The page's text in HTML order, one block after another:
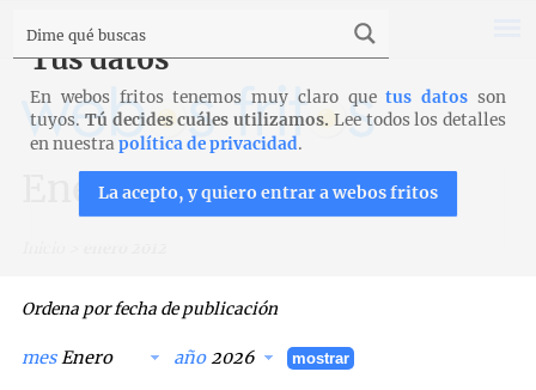
Enero 2012
Ordena por fecha de publicación
mes año mostrar
Tus datos
En webos fritos tenemos muy claro quetus datos son
tuyos. Tú decides cuáles utilizamos. Lee todos los detalles
en nuestrapolítica de privacidad.
La acepto, y quiero entrar a webos fritos